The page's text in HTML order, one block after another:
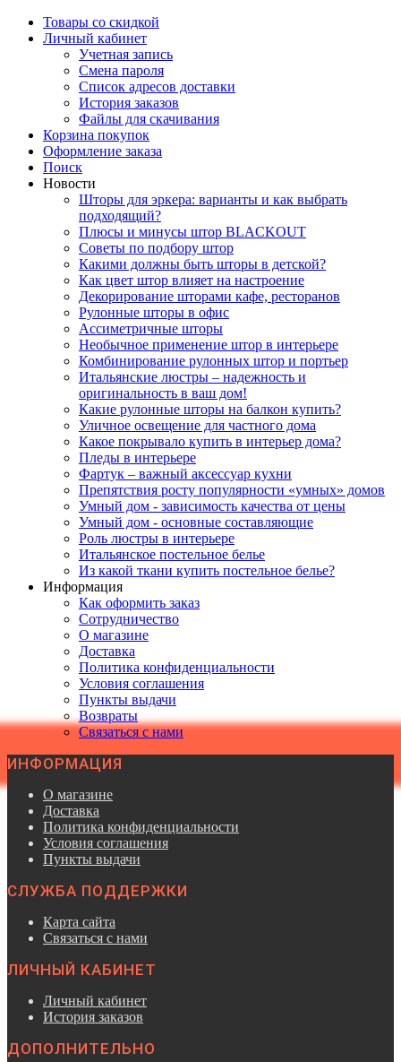
Товары со скидкой
Личный кабинет
Учетная запись
Смена пароля
Список адресов доставки
История заказов
Файлы для скачивания
Корзина покупок
Оформление заказа
Поиск
Новости
Шторы для эркера: варианты и как выбрать
подходящий?
Плюсы и минусы штор BLACKOUT
Советы по подбору штор
Какими должны быть шторы в детской?
Как цвет штор влияет на настроение
Декорирование шторами кафе, ресторанов
Рулонные шторы в офис
Ассиметричные шторы
Необычное применение штор в интерьере
Комбинирование рулонных штор и портьер
Итальянские люстры – надежность и
оригинальность в ваш дом!
Какие рулонные шторы на балкон купить?
Уличное освещение для частного дома
Какое покрывало купить в интерьер дома?
Пледы в интерьере
Фартук – важный аксессуар кухни
Препятствия росту популярности «умных» домов
Умный дом - зависимость качества от цены
Умный дом - основные составляющие
Роль люстры в интерьере
Итальянское постельное белье
Из какой ткани купить постельное белье?
Информация
Как оформить заказ
Сотрудничество
О магазине
Доставка
Политика конфиденциальности
Условия соглашения
Пункты выдачи
Возвраты
Связаться с нами
ИНФОРМАЦИЯ
О магазине
Доставка
Политика конфиденциальности
Условия соглашения
Пункты выдачи
СЛУЖБА ПОДДЕРЖКИ
Карта сайта
Связаться с нами
ЛИЧНЫЙ КАБИНЕТ
Личный кабинет
История заказов
ДОПОЛНИТЕЛЬНО